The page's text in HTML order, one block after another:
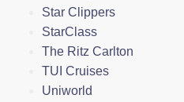
Star Clippers
StarClass
The Ritz Carlton
TUI Cruises
Uniworld